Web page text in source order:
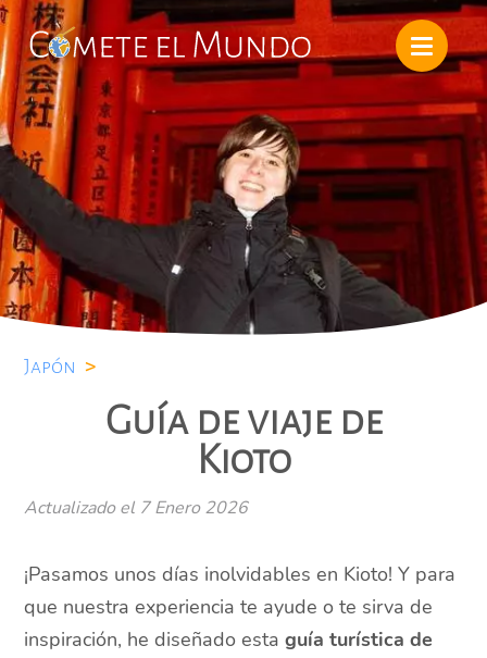
Japón >
Guía de viaje de
Kioto
Actualizado el 7 Enero 2026
¡Pasamos unos días inolvidables en Kioto! Y para
que nuestra experiencia te ayude o te sirva de
inspiración, he diseñado estaguía turística de